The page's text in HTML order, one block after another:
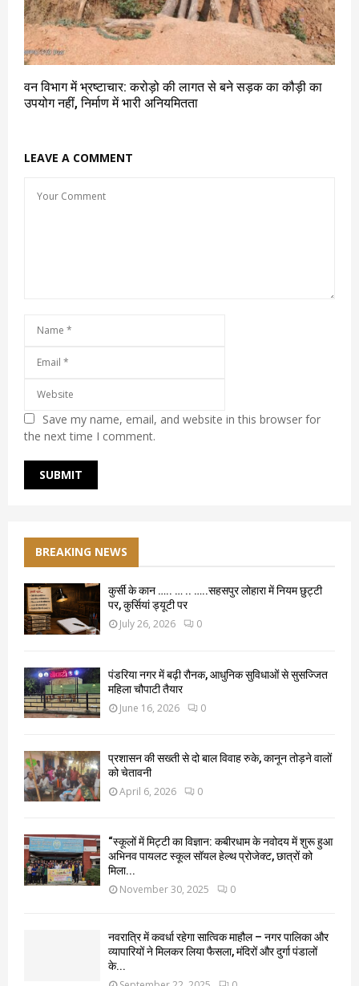
वन विभाग में भ्रष्टाचार: करोड़ो की लागत से बने सड़क का कौड़ी का
उपयोग नहीं, निर्माण में भारी अनियमितता
LEAVE A COMMENT
Save my name, email, and website in this browser for
the next time I comment.
BREAKING NEWS
कुर्सी के कान ….. … .. …..सहसपुर लोहारा में नियम छुट्टी
पर, कुर्सियां ड्यूटी पर
July 26, 2026 0
पंडरिया नगर में बढ़ी रौनक, आधुनिक सुविधाओं से सुसज्जित
महिला चौपाटी तैयार
June 16, 2026 0
प्रशासन की सख्ती से दो बाल विवाह रुके, कानून तोड़ने वालों
को चेतावनी
April 6, 2026 0
“स्कूलों में मिट्टी का विज्ञान: कबीरधाम के नवोदय में शुरू हुआ
अभिनव पायलट स्कूल सॉयल हेल्थ प्रोजेक्ट, छात्रों को
मिला...
November 30, 2025 0
नवरात्रि में कवर्धा रहेगा सात्विक माहौल – नगर पालिका और
व्यापारियों ने मिलकर लिया फैसला, मंदिरों और दुर्गा पंडालों
के...